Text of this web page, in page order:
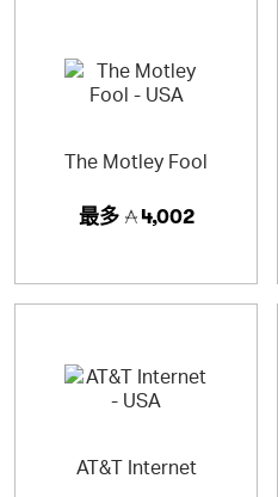
The Motley Fool
最多 4,002
AT&T Internet